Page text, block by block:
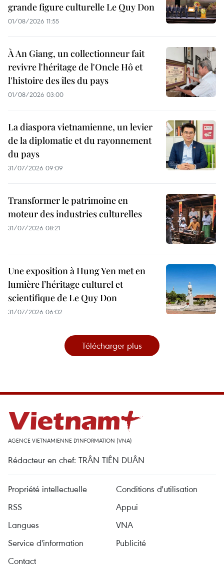
grande figure culturelle Le Quy Don
01/08/2026 11:55
À An Giang, un collectionneur fait
revivre l'héritage de l'Oncle Hô et
l'histoire des îles du pays
01/08/2026 03:00
La diaspora vietnamienne, un levier
de la diplomatie et du rayonnement
du pays
31/07/2026 09:09
Transformer le patrimoine en
moteur des industries culturelles
31/07/2026 08:21
Une exposition à Hung Yen met en
lumière l’héritage culturel et
scientifique de Le Quy Don
31/07/2026 06:02
Télécharger plus
AGENCE VIETNAMIENNE D'INFORMATION (VNA)
Rédacteur en chef: TRÂN TIÊN DUÂN
Propriété intellectuelle
Conditions d'utilisation
RSS
Appui
Langues
VNA
Service d'information
Publicité
Contact